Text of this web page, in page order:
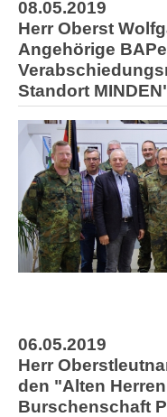
08.05.2019
Herr Oberst
Angehörige
Standort
06.05.2019
Herr
den "Alten
Burschenschaft